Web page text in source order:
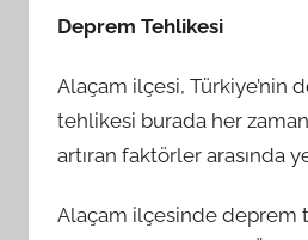
Deprem Tehlikesi
Alaçam ilçesi, Türkiye’nin
tehlikesi burada her
artıran faktörler arasında
Alaçam ilçesinde deprem